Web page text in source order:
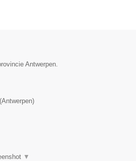
Antwerpen.
Antwerpen)
▼